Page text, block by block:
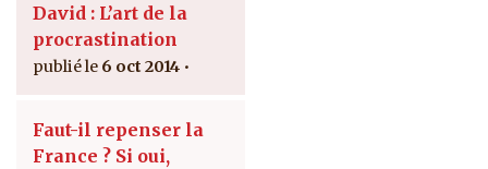
David : L’art de la
procrastination
6 oct 2014
Faut-il repenser la
France ? Si oui,